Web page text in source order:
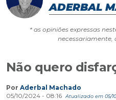
ADERBAL
* as opiniões expressas
necessariamente,
Não quero
Por Aderbal Machado
05/10/2024 - 08:16
Atualizado em 05/